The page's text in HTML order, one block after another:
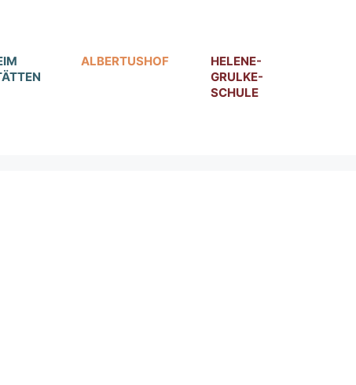
ALBERTUSHOF
HELENE-
GRULKE-
SCHULE